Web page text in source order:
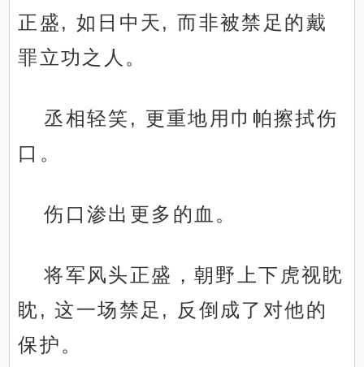
正盛, 如日中天, 而非被禁足的戴
罪立功之人。
丞相轻笑, 更重地用巾帕擦拭伤
口。
伤口渗出更多的血。
将军风头正盛，朝野上下虎视眈
眈, 这一场禁足, 反倒成了对他的
保护。